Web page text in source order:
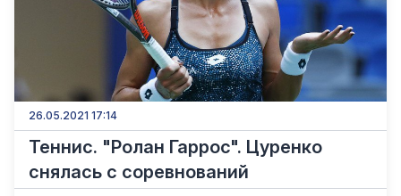
26.05.2021 17:14
Теннис. "Ролан Гаррос". Цуренко
снялась с соревнований